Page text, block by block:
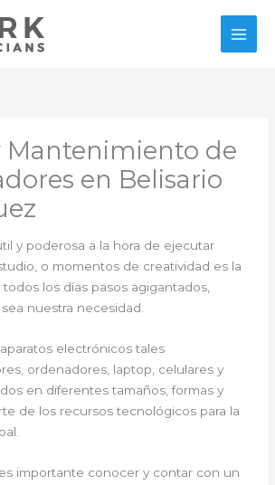
Mantenimiento de
en Belisario
y poderosa a la hora de ejecutar
o momentos de creatividad es la
los días pasos agigantados,
nuestra necesidad.
electrónicos tales
ordenadores, laptop, celulares y
en diferentes tamaños, formas y
de los recursos tecnológicos para la
importante conocer y contar con un